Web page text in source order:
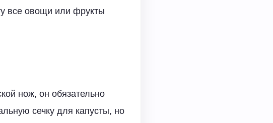
все овощи или фрукты
нож, он обязательно
сечку для капусты, но